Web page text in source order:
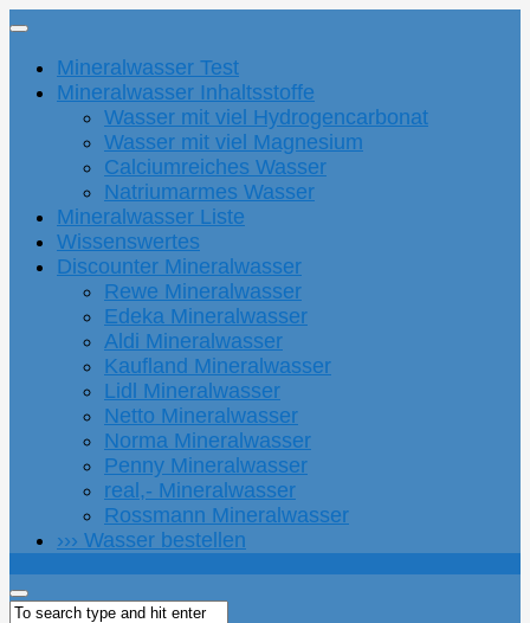
Mineralwasser Test
Mineralwasser Inhaltsstoffe
Wasser mit viel Hydrogencarbonat
Wasser mit viel Magnesium
Calciumreiches Wasser
Natriumarmes Wasser
Mineralwasser Liste
Wissenswertes
Discounter Mineralwasser
Rewe Mineralwasser
Edeka Mineralwasser
Aldi Mineralwasser
Kaufland Mineralwasser
Lidl Mineralwasser
Netto Mineralwasser
Norma Mineralwasser
Penny Mineralwasser
real,- Mineralwasser
Rossmann Mineralwasser
››› Wasser bestellen